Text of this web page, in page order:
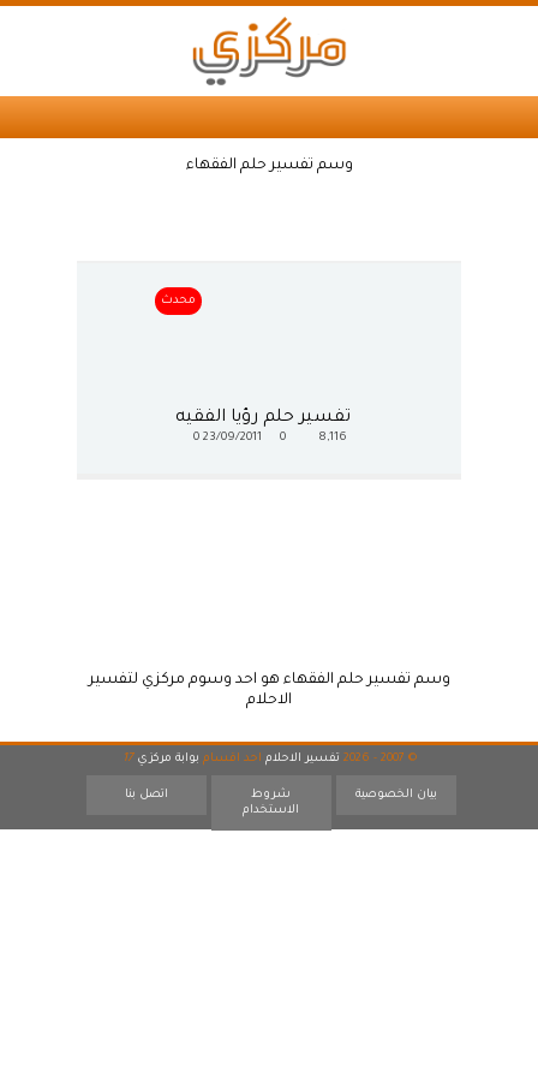
وسم تفسير حلم الفقهاء
محدث
تفسير حلم رؤيا الفقيه
8,116
23/09/2011
0
وسم تفسير حلم الفقهاء هو احد وسوم مركزي لتفسير
الاحلام
© 2007 - 2026 تفسير الاحلام احد اقسام بوابة مركزي 17
بيان الخصوصية
شروط
الاستخدام
اتصل بنا